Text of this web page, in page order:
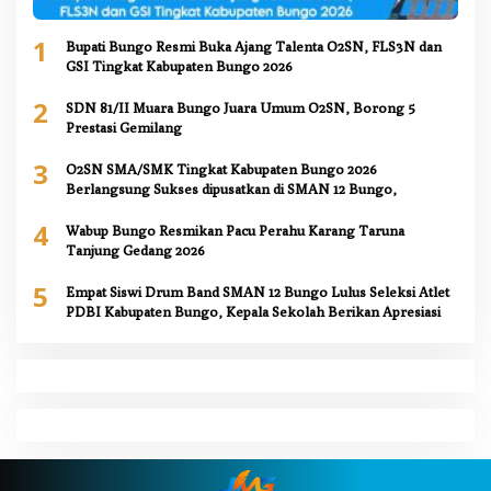
1
Bupati Bungo Resmi Buka Ajang Talenta O2SN, FLS3N dan
GSI Tingkat Kabupaten Bungo 2026
2
SDN 81/II Muara Bungo Juara Umum O2SN, Borong 5
Prestasi Gemilang
3
O2SN SMA/SMK Tingkat Kabupaten Bungo 2026
Berlangsung Sukses dipusatkan di SMAN 12 Bungo,
4
Wabup Bungo Resmikan Pacu Perahu Karang Taruna
Tanjung Gedang 2026
5
Empat Siswi Drum Band SMAN 12 Bungo Lulus Seleksi Atlet
PDBI Kabupaten Bungo, Kepala Sekolah Berikan Apresiasi